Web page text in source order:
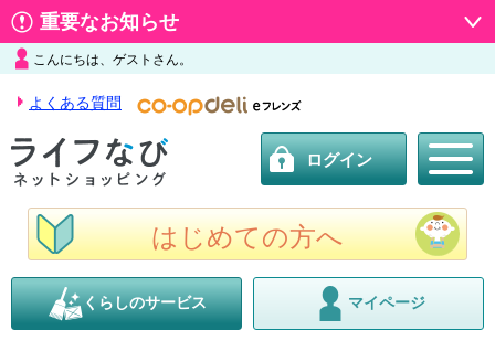
重要なお知らせ
こんにちは、ゲストさん。
よくある質問
ログイン
はじめての方へ
くらしのサービス マイページ